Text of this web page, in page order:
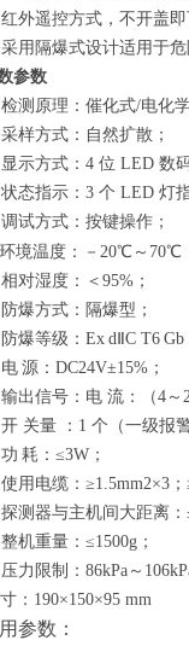
红外遥控方式，不开盖
采用隔爆式设计适用于
参数
检测原理：催化式/电化
采样方式：自然扩散；
显示方式：4 位 LED 数
状态指示：3 个 LED 灯
调试方式：按键操作；
环境温度：－20℃～70℃
相对湿度：＜95%；
防爆方式：隔爆型；
防爆等级：Ex dⅡC T6 Gb
电 源：DC24V±15%；
输出信号：电 流：（4～
开 关量 ：1 个 （一级报
功 耗：≤3W；
使用电缆：≥1.5mm2×3
探测器与主机间大距离：
整机重量：≤1500g；
压力限制：86kPa～
寸：190×150×95 mm
参数：